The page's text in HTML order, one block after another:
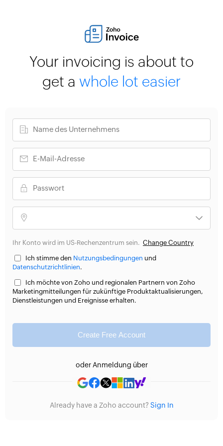
Your invoicing is about to
get a whole lot easier
Ihr Konto wird im US-Rechenzentrum sein. Change Country
Ich stimme den Nutzungsbedingungen und
Datenschutzrichtlinien.
Ich möchte von Zoho und regionalen Partnern von Zoho
Marketingmitteilungen für zukünftige Produktaktualisierungen,
Dienstleistungen und Ereignisse erhalten.
Create Free Account
oder Anmeldung über
Already have a Zoho account? Sign In